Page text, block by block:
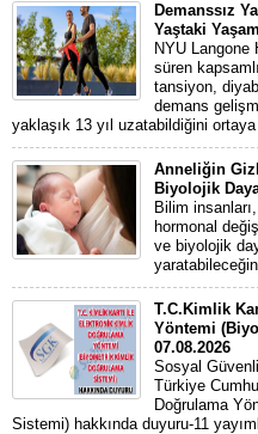
Demanssız
Yaştaki
NYU Langone
süren
tansiyon,
demans
yaklaşık 13 yıl uzatabildiğini
Anneliğin
Biyolojik
Bilim
hormonal
ve biyolojik
T.C.Kimlik
Yöntemi
07.08.2026
Sosyal
Türkiye
Doğrulama
Sistemi) hakkında duyuru-11